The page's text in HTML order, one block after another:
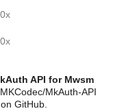
API for Mwsm
MkAuth-API
GitHub.